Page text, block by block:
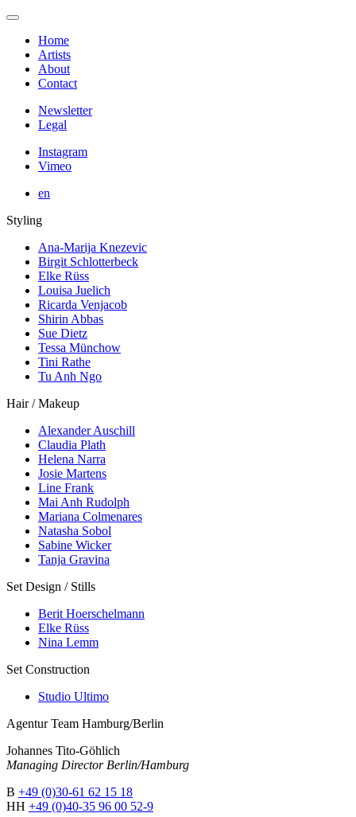
Home
Artists
About
Contact
Newsletter
Legal
Instagram
Vimeo
en
Styling
Ana-Marija Knezevic
Birgit Schlotterbeck
Elke Rüss
Louisa Juelich
Ricarda Venjacob
Shirin Abbas
Sue Dietz
Tessa Münchow
Tini Rathe
Tu Anh Ngo
Hair / Makeup
Alexander Auschill
Claudia Plath
Helena Narra
Josie Martens
Line Frank
Mai Anh Rudolph
Mariana Colmenares
Natasha Sobol
Sabine Wicker
Tanja Gravina
Set Design / Stills
Berit Hoerschelmann
Elke Rüss
Nina Lemm
Set Construction
Studio Ultimo
Agentur Team Hamburg/Berlin
Johannes Tito-Göhlich
Managing Director Berlin/Hamburg
B +49 (0)30-61 62 15 18
HH +49 (0)40-35 96 00 52-9